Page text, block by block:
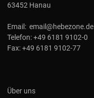
63452 Hanau
Email: email@hebezone.de
Telefon:+49 6181 9102-0
Fax:+49 6181 9102-77
Über uns